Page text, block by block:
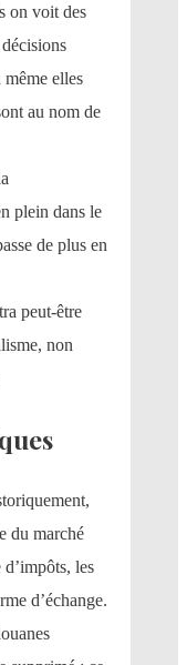
on voit des
elles
au nom de
plein dans le
de plus en
peut-être
non
du marché
les
d’échange.